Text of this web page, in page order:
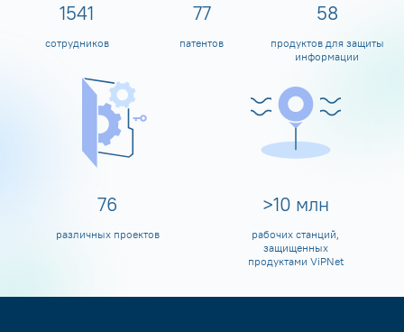
1600
сотрудников
80
патентов
60
продуктов для защиты
информации
80
различных проектов
>10 млн
рабочих станций,
защищенных
продуктами ViPNet